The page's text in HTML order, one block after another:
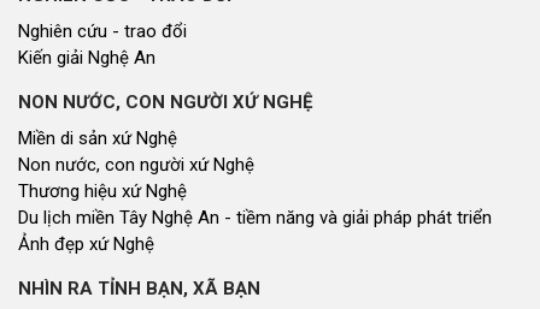
Nghiên cứu - trao đổi
Kiến giải Nghệ An
NON NƯỚC, CON NGƯỜI XỨ NGHỆ
Miền di sản xứ Nghệ
Non nước, con người xứ Nghệ
Thương hiệu xứ Nghệ
Du lịch miền Tây Nghệ An - tiềm năng và giải pháp phát triển
Ảnh đẹp xứ Nghệ
NHÌN RA TỈNH BẠN, XÃ BẠN